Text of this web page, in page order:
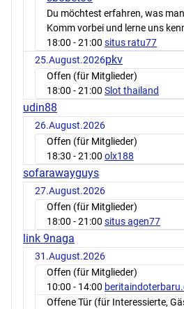
Du möchtest erfahren, was
Komm vorbei und lerne uns
18:00 - 21:00 situs ratu77
25.August.2026pkv
Offen (für Mitglieder)
18:00 - 21:00 Slot thailand
udin88
26.August.2026
Offen (für Mitglieder)
18:30 - 21:00 olx188
sofarawayguys
27.August.2026
Offen (für Mitglieder)
18:00 - 21:00 situs agen77
link 9naga
31.August.2026
Offen (für Mitglieder)
10:00 - 14:00
Offene Tür (für Interessierte,